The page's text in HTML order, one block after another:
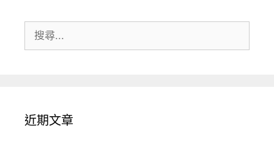
尋:
近期文章